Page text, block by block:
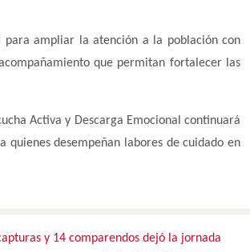
para ampliar la atención a la población con
que permitan fortalecer las
Activa y Descarga Emocional continuará
quienes desempeñan labores de cuidado en
y 14 comparendos dejó la jornada